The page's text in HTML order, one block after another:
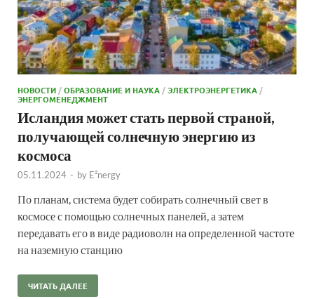
НОВОСТИ /ОБРАЗОВАНИЕ И НАУКА /ЭЛЕКТРОЭНЕРГЕТИКА /
ЭНЕРГОМЕНЕДЖМЕНТ
Исландия может стать первой страной,
получающей солнечную энергию из
космоса
05.11.2024 - by E²nergy
По планам, система будет собирать солнечный свет в
космосе с помощью солнечных панелей, а затем
передавать его в виде радиоволн на определенной частоте
на наземную станцию
ЧИТАТЬ ДАЛЕЕ